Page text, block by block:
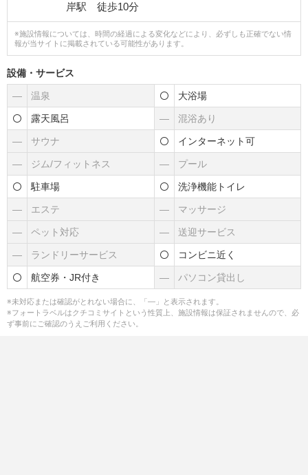
岸駅 徒歩10分
※施設情報については、時間の経過による変化などにより、必ずしも正確でない情
報が当サイトに掲載されている可能性があります。
設備・サービス
― 温泉 大浴場
露天風呂 ― 混浴あり
― サウナ インターネット可
― ジム/フィットネス ― プール
駐車場 洗浄機能トイレ
― エステ ― マッサージ
― ペット対応 ― 送迎サービス
― ランドリーサービス コンビニ近く
航空券・JR付き ― パソコン貸出し
※未対応または確認がとれない場合に、「―」と表示されます。
※フォートラベルはクチコミサイトという性質上、施設情報は保証されませんので、必
ず事前にご確認のうえご利用ください。